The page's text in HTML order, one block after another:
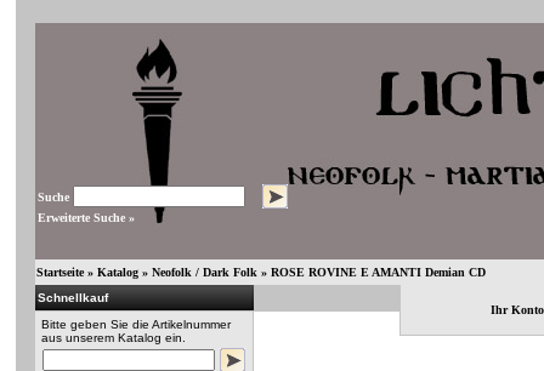
Suche
Erweiterte Suche »
Startseite» Katalog» Neofolk / Dark Folk » ROSE ROVINE E AMANTI Demian CD
Schnellkauf
Bitte geben Sie die Artikelnummer
aus unserem Katalog ein.
Ihr Konto